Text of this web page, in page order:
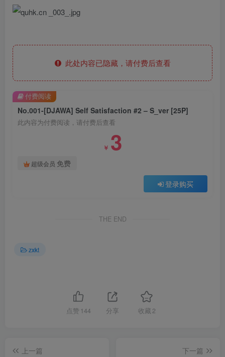
此处内容已隐藏，请付费后查看
No.001-[DJAWA] Self Satisfaction #2 – S_ver [25P]
此内容为付费阅读，请付费后查看
￥ 3
超级会员 免费
登录购买
付费阅读
THE END
zxkt
点赞 144 分享 收藏 2
上一篇 下一篇